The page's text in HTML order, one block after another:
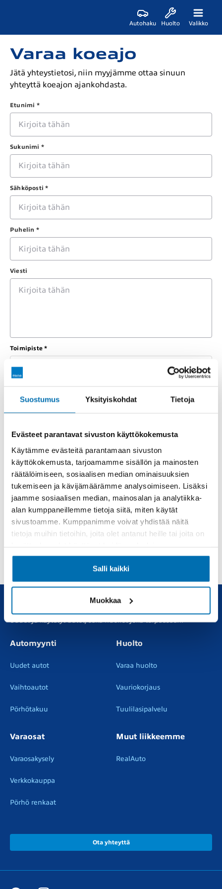
Suostumus Yksityiskohdat Tietoja
Evästeet parantavat sivuston käyttökokemusta
Käytämme evästeitä parantamaan sivuston
käyttökokemusta, tarjoamamme sisällön ja mainosten
räätälöimiseen, sosiaalisen median ominaisuuksien
tukemiseen ja kävijämäärämme analysoimiseen. Lisäksi
jaamme sosiaalisen median, mainosalan ja analytiikka-
alan kumppaneillemme tietoja siitä, miten käytät
sivustoamme. Kumppanimme voivat yhdistää näitä
tietoja muihin tietoihin, joita olet antanut heille tai joita on
Salli kaikki
Muokkaa
Autohaku Huolto Valikko
Varaa koeajo
Jätä yhteystietosi, niin myyjämme ottaa sinuun
yhteyttä koeajon ajankohdasta.
Etunimi *
Sukunimi *
Sähköposti *
Puhelin *
Viesti
Toimipiste *
Valitse
Malli *
Rekisterinumero
Hyväksyn
Lähetä
Automyynti
Uudet autot
Vaihtoautot
Pörhötakuu
Huolto
Varaa huolto
Vauriokorjaus
Tuulilasipalvelu
Varaosat
Varaosakysely
Verkkokauppa
Pörhö renkaat
Muut liikkeemme
RealAuto
Ota yhteyttä